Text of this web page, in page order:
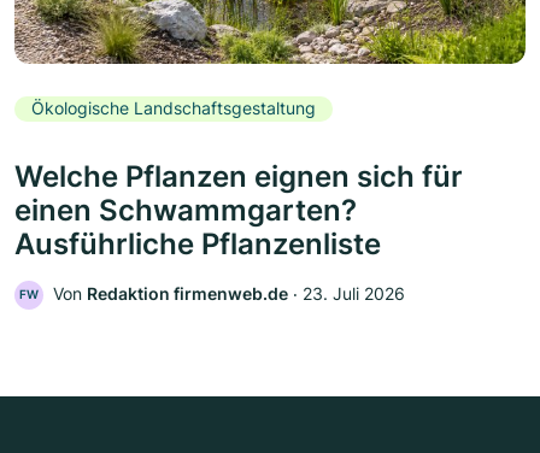
Ökologische Landschaftsgestaltung
Welche Pflanzen eignen sich für
einen Schwammgarten?
Ausführliche Pflanzenliste
FW Von Redaktion firmenweb.de ‧ 23. Juli 2026